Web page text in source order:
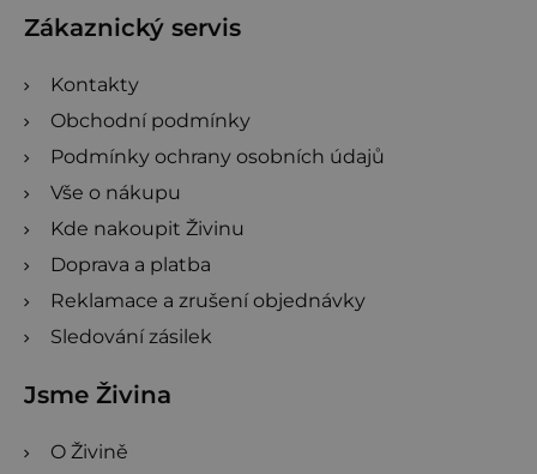
Zákaznický servis
Kontakty
Obchodní podmínky
Podmínky ochrany osobních údajů
Vše o nákupu
Kde nakoupit Živinu
Doprava a platba
Reklamace a zrušení objednávky
Sledování zásilek
Jsme Živina
O Živině